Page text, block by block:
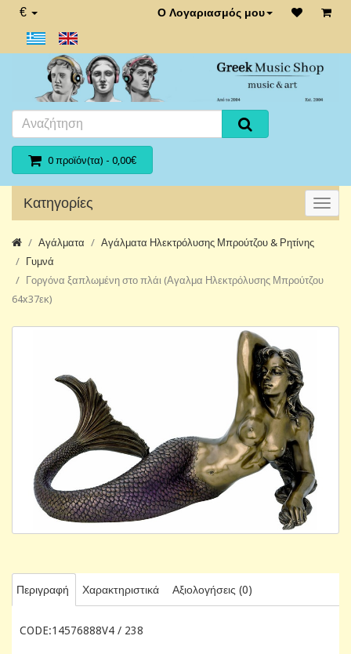
€ Ο Λογαριασμός μου
0 προϊόν(τα) - 0,00€
Κατηγορίες
Αγάλματα
Αγάλματα Ηλεκτρόλυσης Μπρούτζου & Ρητίνης
Γυμνά
Γοργόνα ξαπλωμένη στο πλάι (Αγαλμα Ηλεκτρόλυσης Μπρούτζου
64x37εκ)
Περιγραφή Χαρακτηριστικά Αξιολογήσεις (0)
CODE:14576888V4 / 238